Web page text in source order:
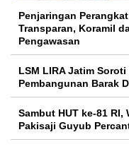
Penjaringan
Transparan, Koramil
Pengawasan
LSM LIRA Jatim
Pembangunan Barak
Sambut HUT ke-81 RI,
Pakisaji Guyub